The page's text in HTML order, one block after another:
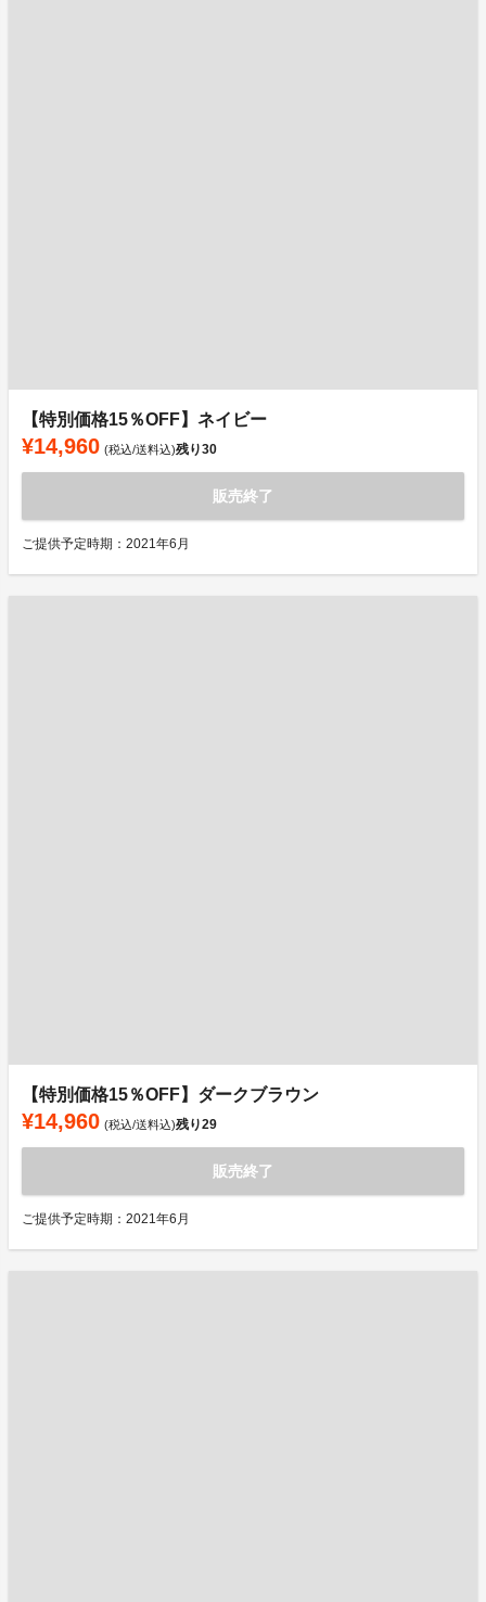
【特別価格15％OFF】ネイビー
¥14,960 (税込/送料込)残り30
販売終了
ご提供予定時期：2021年6月
【特別価格15％OFF】ダークブラウン
¥14,960 (税込/送料込)残り29
販売終了
ご提供予定時期：2021年6月